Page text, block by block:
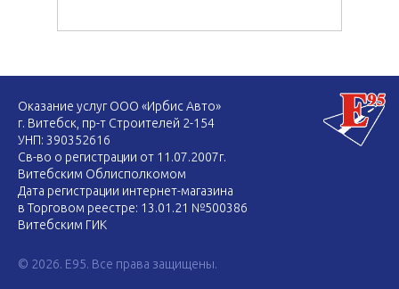
Оказание услуг ООО «Ирбис Авто»
г. Витебск, пр-т Строителей 2-154
УНП: 390352616
Св-во о регистрации от 11.07.2007г.
Витебским Облисполкомом
Дата регистрации интернет-магазина
в Торговом реестре: 13.01.21 №500386
Витебским ГИК
© 2026. E95. Все права защищены.